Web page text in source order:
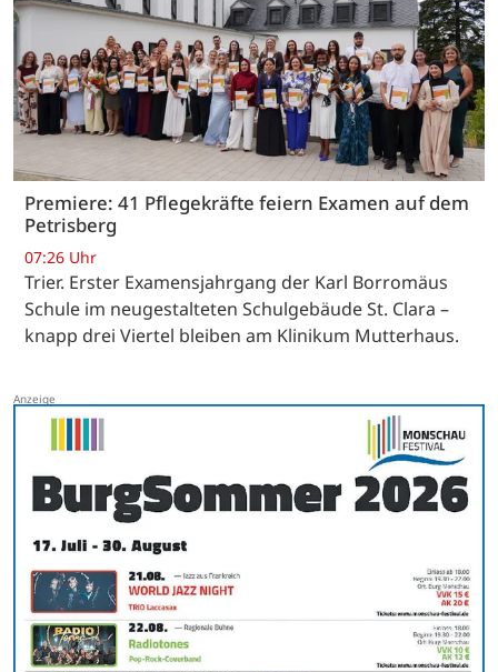
Premiere: 41 Pflegekräfte feiern Examen auf dem
Petrisberg
07:26 Uhr
Trier. Erster Examensjahrgang der Karl Borromäus
Schule im neugestalteten Schulgebäude St. Clara –
knapp drei Viertel bleiben am Klinikum Mutterhaus.